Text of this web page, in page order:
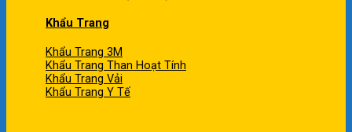
Khẩu Trang
Khẩu Trang 3M
Khẩu Trang Than Hoạt Tính
Khẩu Trang Vải
Khẩu Trang Y Tế